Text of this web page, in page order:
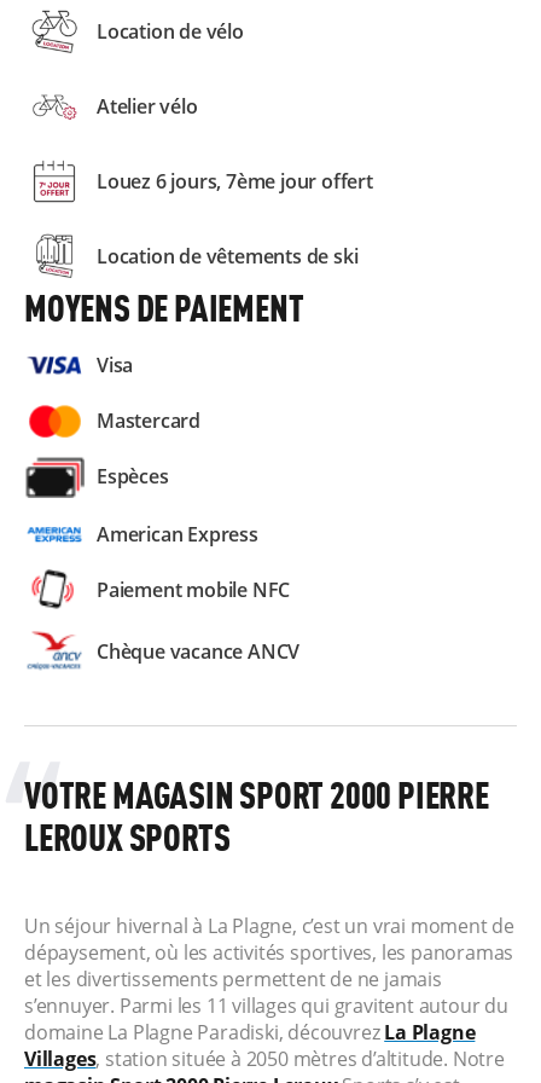
Location de vélo
Atelier vélo
Louez 6 jours, 7ème jour offert
Location de vêtements de ski
MOYENS DE PAIEMENT
Visa
Mastercard
Espèces
American Express
Paiement mobile NFC
Chèque vacance ANCV
VOTRE MAGASIN SPORT 2000 PIERRE
LEROUX SPORTS
Un séjour hivernal à La Plagne, c’est un vrai moment de
dépaysement, où les activités sportives, les panoramas
et les divertissements permettent de ne jamais
s’ennuyer. Parmi les 11 villages qui gravitent autour du
domaine La Plagne Paradiski, découvrezLa Plagne
Villages, station située à 2050 mètres d’altitude. Notre